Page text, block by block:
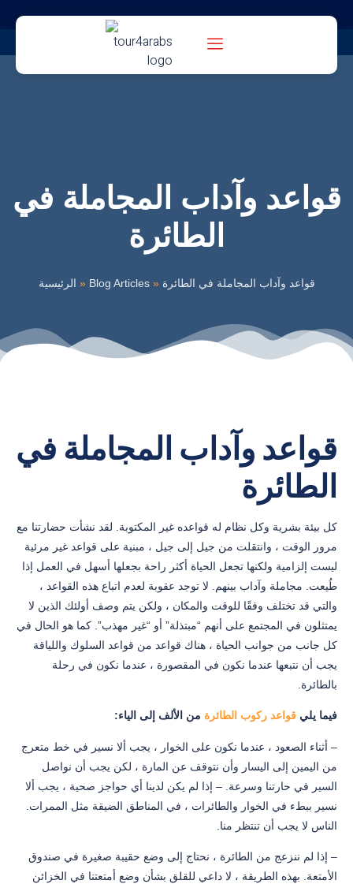
قواعد وآداب المجاملة في
الطائرة
الرئيسية » Blog Articles» قواعد وآداب المجاملة في الطائرة
قواعد وآداب المجاملة في
الطائرة
كل بيئة بشرية وكل نظام له قواعده غير المكتوبة. لقد نشأت حضارتنا مع
مرور الوقت ، وانتقلت من جيل إلى جيل ، مبنية على قواعد غير مرئية
ليست إلزامية ولكنها تجعل الحياة أكثر راحة بجعلها أسهل في العمل إذا
طُيعت. مجاملة وآداب بينهم. لا توجد عقوبة لعدم اتباع هذه القواعد ،
والتي قد تختلف وفقًا للوقت والمكان ، ولكن يتم وصف أولئك الذين لا
يمتثلون في المجتمع على أنهم “مبتذلة” أو “غير مهذب”. كما هو الحال في
كل جانب من جوانب الحياة ، هناك قواعد من قواعد السلوك واللياقة
يجب أن نتبعها عندما نكون في المقصورة ، عندما نكون في رحلة
بالطائرة.
فيما يلي قواعد ركوب الطائرة من الألف إلى الياء:
– أثناء الصعود ، عندما نكون على الخوار ، يجب ألا نسير في خط متعرج
من اليمين إلى اليسار وأن نتوقف عن المارة ، لكن يجب أن نواصل
السير في حارتنا وسرعة. – إذا لم يكن لدينا أي حواجز صحية ، يجب ألا
نسير ببطء في الخوار والطائرات ، في المناطق الضيقة مثل الممرات.
الناس لا يجب أن تنتظر منا.
– إذا لم ننزعج من الطائرة ، نحتاج إلى وضع حقيبة صغيرة في صندوق
الأمتعة. بهذه الطريقة ، لا داعي للقلق بشأن وضع أمتعتنا في الخزائن